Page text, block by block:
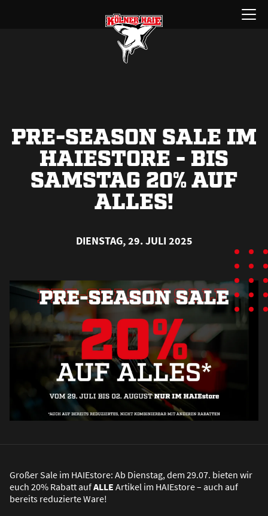
Menü
öffnen
PRE-SEASON SALE IM
HAIESTORE - BIS
SAMSTAG 20% AUF
ALLES!
DIENSTAG, 29. JULI 2025
Großer Sale im HAIEstore: Ab Dienstag, dem 29.07. bieten wir
euch 20% Rabatt aufALLE Artikel im HAIEstore – auch auf
bereits reduzierte Ware!